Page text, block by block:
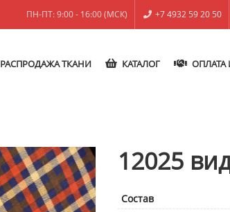
ПН-ПТ: 9:00 - 16:00 (МСК) +7 4932 59 20 50
РАСПРОДАЖА ТКАНИ КАТАЛОГ ОПЛАТА
12025
Состав